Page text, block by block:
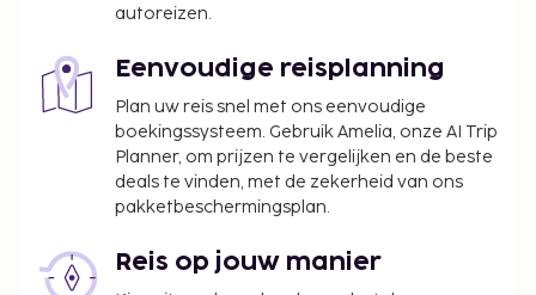
autoreizen.
Eenvoudige reisplanning
Plan uw reis snel met ons eenvoudige
boekingssysteem. Gebruik Amelia, onze AI Trip
Planner, om prijzen te vergelijken en de beste
deals te vinden, met de zekerheid van ons
pakketbeschermingsplan.
Reis op jouw manier